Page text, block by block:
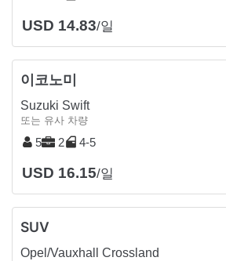
USD 14.83/일
이코노미
Suzuki Swift
또는 유사 차량
5 2 4-5
USD 16.15/일
SUV
Opel/Vauxhall Crossland